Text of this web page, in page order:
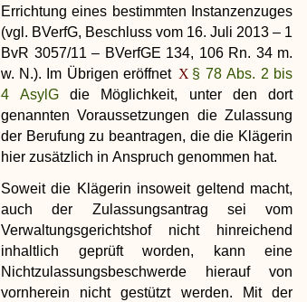
Errichtung eines bestimmten Instanzenzuges
(vgl. BVerfG, Beschluss vom 16. Juli 2013 – 1
BvR 3057/11 – BVerfGE 134, 106 Rn. 34 m.
w. N.). Im Übrigen eröffnet
§ 78 Abs. 2 bis
4 AsylG die Möglichkeit, unter den dort
genannten Voraussetzungen die Zulassung
der Berufung zu beantragen, die die Klägerin
hier zusätzlich in Anspruch genommen hat.
Soweit die Klägerin insoweit geltend macht,
auch der Zulassungsantrag sei vom
Verwaltungsgerichtshof nicht hinreichend
inhaltlich geprüft worden, kann eine
Nichtzulassungsbeschwerde hierauf von
vornherein nicht gestützt werden. Mit der